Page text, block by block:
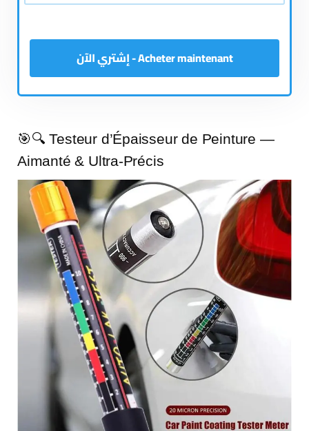
Acheter maintenant - إشتري الآن
🎯🔍 Testeur d’Épaisseur de Peinture —
Aimanté & Ultra-Précis